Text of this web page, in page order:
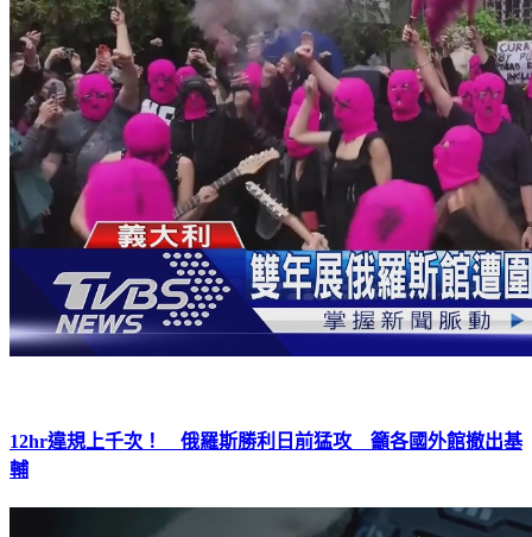
12hr違規上千次！ 俄羅斯勝利日前猛攻 籲各國外館撤出基
輔